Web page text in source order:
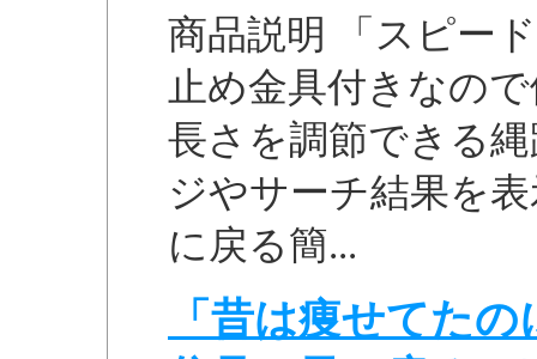
商品説明 「スピー
止め金具付きなの
長さを調節できる
ジやサーチ結果を
に戻る簡...
「昔は痩せてた